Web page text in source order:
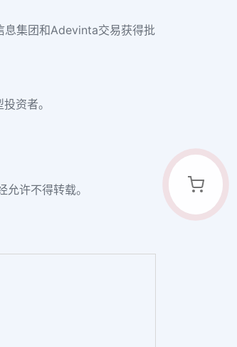
息集团和Adevinta交易获得批
资者。
许不得转载。